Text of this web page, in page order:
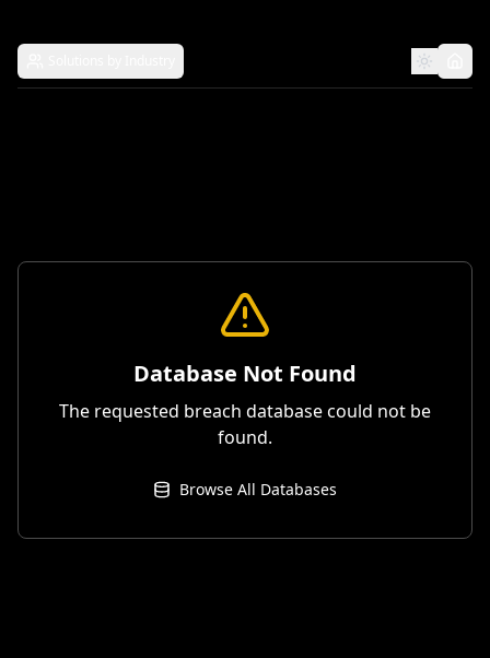
Database Not Found
The requested breach database could not be
found.
Browse All Databases